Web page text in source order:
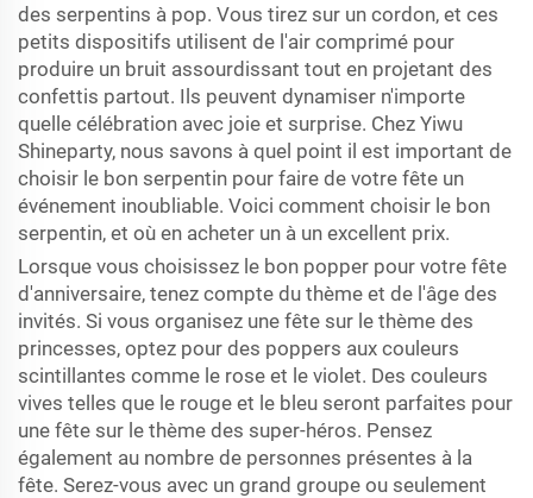
des serpentins à pop. Vous tirez sur un cordon, et ces
petits dispositifs utilisent de l'air comprimé pour
produire un bruit assourdissant tout en projetant des
confettis partout. Ils peuvent dynamiser n'importe
quelle célébration avec joie et surprise. Chez Yiwu
Shineparty, nous savons à quel point il est important de
choisir le bon serpentin pour faire de votre fête un
événement inoubliable. Voici comment choisir le bon
serpentin, et où en acheter un à un excellent prix.
Lorsque vous choisissez le bon popper pour votre fête
d'anniversaire, tenez compte du thème et de l'âge des
invités. Si vous organisez une fête sur le thème des
princesses, optez pour des poppers aux couleurs
scintillantes comme le rose et le violet. Des couleurs
vives telles que le rouge et le bleu seront parfaites pour
une fête sur le thème des super-héros. Pensez
également au nombre de personnes présentes à la
fête. Serez-vous avec un grand groupe ou seulement